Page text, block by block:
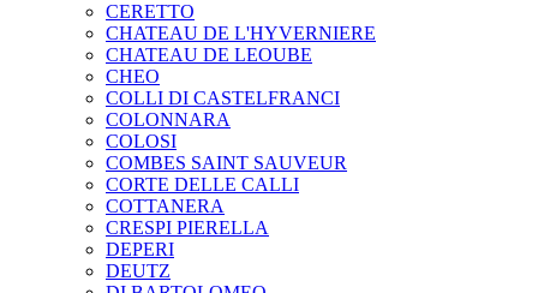
CERETTO
CHATEAU DE L'HYVERNIERE
CHATEAU DE LEOUBE
CHEO
COLLI DI CASTELFRANCI
COLONNARA
COLOSI
COMBES SAINT SAUVEUR
CORTE DELLE CALLI
COTTANERA
CRESPI PIERELLA
DEPERI
DEUTZ